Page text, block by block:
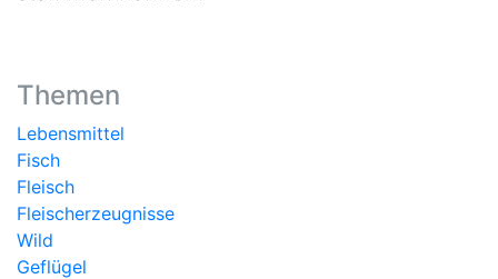
Themen
Lebensmittel
Fisch
Fleisch
Fleischerzeugnisse
Wild
Geflügel